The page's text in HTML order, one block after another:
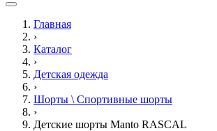
Главная
›
Каталог
›
Детская одежда
›
Шорты \ Спортивные шорты
›
Детские шорты Manto RASCAL